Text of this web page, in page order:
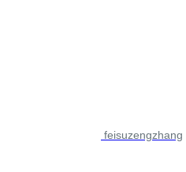
feisuzengzhang